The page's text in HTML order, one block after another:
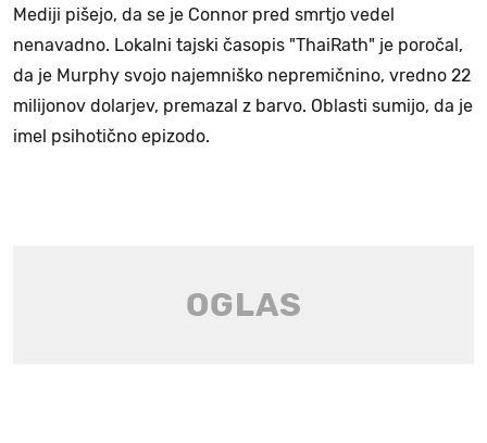
Mediji pišejo, da se je Connor pred smrtjo vedel
nenavadno. Lokalni tajski časopis "ThaiRath" je poročal,
da je Murphy svojo najemniško nepremičnino, vredno 22
milijonov dolarjev, premazal z barvo. Oblasti sumijo, da je
imel psihotično epizodo.